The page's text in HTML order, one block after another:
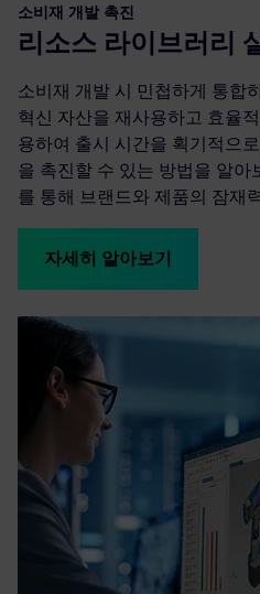
소비재 개발 촉진
리소스 라이브러리
소비재 개발 시 민첩하게 통합
혁신 자산을 재사용하고 효율
용하여 출시 시간을 획기적으
을 촉진할 수 있는 방법을 알아
를 통해 브랜드와 제품의 잠재
자세히 알아보기